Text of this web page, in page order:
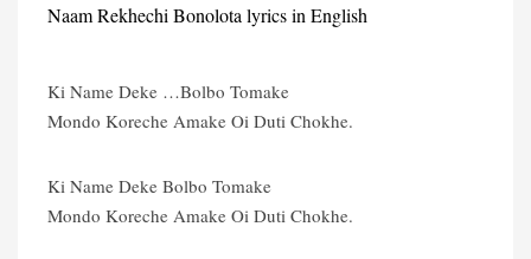
Naam Rekhechi Bonolota lyrics in English
Ki Name Deke …Bolbo Tomake
Mondo Koreche Amake Oi Duti Chokhe.
Ki Name Deke Bolbo Tomake
Mondo Koreche Amake Oi Duti Chokhe.